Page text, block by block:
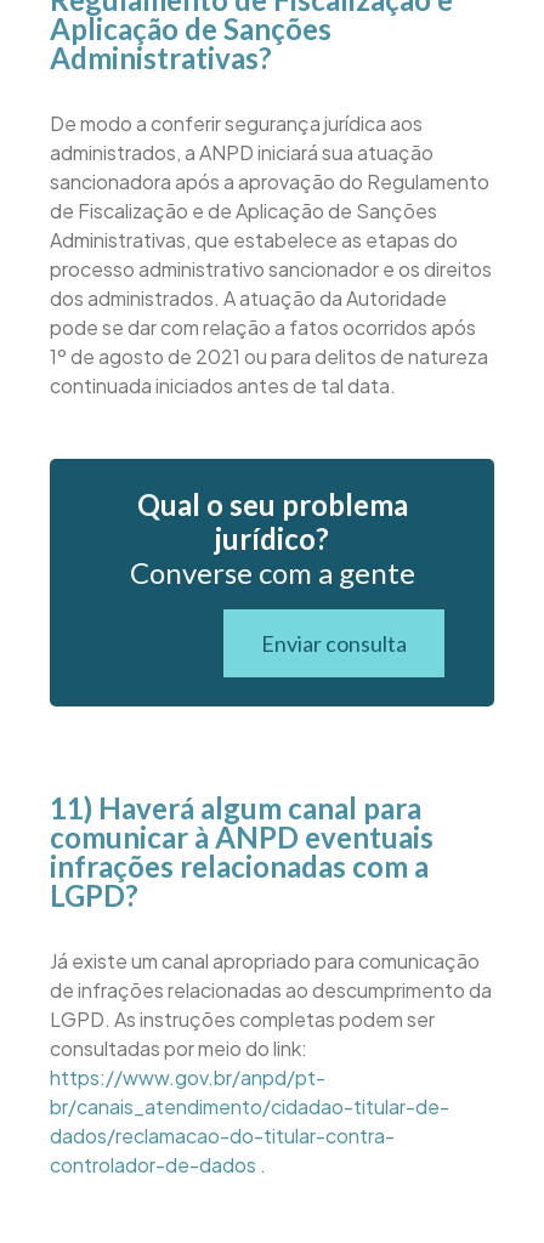
Aplicação de Sanções
Administrativas?
De modo a conferir segurança jurídica aos
administrados, a ANPD iniciará sua atuação
sancionadora após a aprovação do Regulamento
de Fiscalização e de Aplicação de Sanções
Administrativas, que estabelece as etapas do
processo administrativo sancionador e os direitos
dos administrados. A atuação da Autoridade
pode se dar com relação a fatos ocorridos após
1º de agosto de 2021 ou para delitos de natureza
continuada iniciados antes de tal data.
Qual o seu problema
jurídico?
Converse com a gente
Enviar consulta
11) Haverá algum canal para
comunicar à ANPD eventuais
infrações relacionadas com a
LGPD?
Já existe um canal apropriado para comunicação
de infrações relacionadas ao descumprimento da
LGPD. As instruções completas podem ser
consultadas por meio do link:
https://www.gov.br/anpd/pt-
br/canais_atendimento/cidadao-titular-de-
dados/reclamacao-do-titular-contra-
controlador-de-dados .